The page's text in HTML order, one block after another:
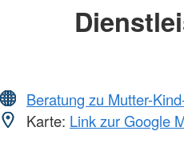
Beratung zu Mutter-
Karte: Link zur Google